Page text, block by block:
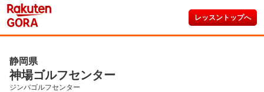
レッスントップへ
静岡県
神場ゴルフセンター
ジンバゴルフセンター